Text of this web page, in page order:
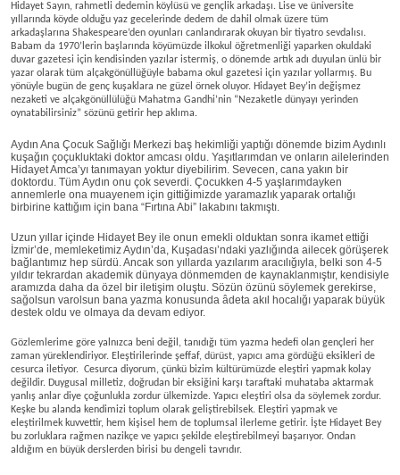
Hidayet Sayın, rahmetli dedemin köylüsü ve gençlik arkadaşı. Lise ve üniversite
yıllarında köyde olduğu yaz gecelerinde dedem de dahil olmak üzere tüm
arkadaşlarına Shakespeare’den oyunları canlandırarak okuyan bir tiyatro sevdalısı.
Babam da 1970’lerin başlarında köyümüzde ilkokul öğretmenliği yaparken okuldaki
duvar gazetesi için kendisinden yazılar istermiş, o dönemde artık adı duyulan ünlü bir
yazar olarak tüm alçakgönüllüğüyle babama okul gazetesi için yazılar yollarmış. Bu
yönüyle bugün de genç kuşaklara ne güzel örnek oluyor. Hidayet Bey’in değişmez
nezaketi ve alçakgönüllülüğü Mahatma Gandhi’nin “Nezaketle dünyayı yerinden
oynatabilirsiniz” sözünü getirir hep aklıma.
Aydın Ana Çocuk Sağlığı Merkezi baş hekimliği yaptığı dönemde bizim Aydınlı
kuşağın çoçukluktaki doktor amcası oldu. Yaşıtlarımdan ve onların ailelerinden
Hidayet Amca’yı tanımayan yoktur diyebilirim. Sevecen, cana yakın bir
doktordu. Tüm Aydın onu çok severdi. Çocukken 4-5 yaşlarımdayken
annemlerle ona muayenem için gittiğimizde yaramazlık yaparak ortalığı
birbirine kattığım için bana “Fırtına Abi” lakabını takmıştı.
Uzun yıllar içinde Hidayet Bey ile onun emekli olduktan sonra ikamet ettiği
İzmir’de, memleketimiz Aydın’da, Kuşadası’ndaki yazlığında ailecek görüşerek
bağlantımız hep sürdü. Ancak son yıllarda yazılarım aracılığıyla, belki son 4-5
yıldır tekrardan akademik dünyaya dönmemden de kaynaklanmıştır, kendisiyle
aramızda daha da özel bir iletişim oluştu. Sözün özünü söylemek gerekirse,
sağolsun varolsun bana yazma konusunda âdeta akıl hocalığı yaparak büyük
destek oldu ve olmaya da devam ediyor.
Gözlemlerime göre yalnızca beni değil, tanıdığı tüm yazma hedefi olan gençleri her
zaman yüreklendiriyor. Eleştirilerinde şeffaf, dürüst, yapıcı ama gördüğü eksikleri de
cesurca iletiyor. Cesurca diyorum, çünkü bizim kültürümüzde eleştiri yapmak kolay
değildir. Duygusal milletiz, doğrudan bir eksiğini karşı taraftaki muhataba aktarmak
yanlış anlar diye çoğunlukla zordur ülkemizde. Yapıcı eleştiri olsa da söylemek zordur.
Keşke bu alanda kendimizi toplum olarak geliştirebilsek. Eleştiri yapmak ve
eleştirilmek kuvvettir, hem kişisel hem de toplumsal ilerleme getirir. İşte Hidayet Bey
bu zorluklara rağmen nazikçe ve yapıcı şekilde eleştirebilmeyi başarıyor. Ondan
aldığım en büyük derslerden birisi bu dengeli tavrıdır.